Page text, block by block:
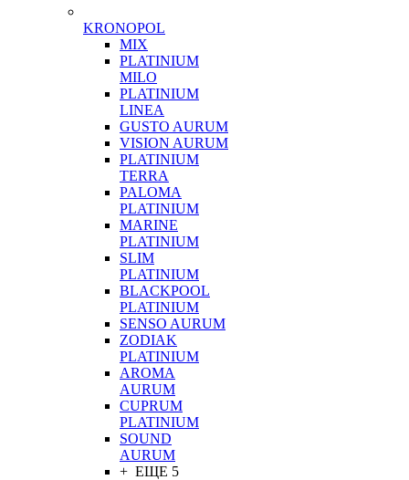
KRONOPOL
MIX
PLATINIUM
MILO
PLATINIUM
LINEA
GUSTO AURUM
VISION AURUM
PLATINIUM
TERRA
PALOMA
PLATINIUM
MARINE
PLATINIUM
SLIM
PLATINIUM
BLACKPOOL
PLATINIUM
SENSO AURUM
ZODIAK
PLATINIUM
AROMA
AURUM
CUPRUM
PLATINIUM
SOUND
AURUM
+ ЕЩЕ 5